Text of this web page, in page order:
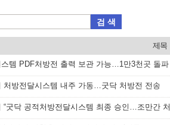
검 색
제목
템 PDF처방전 출력 보관 가능…1만3천곳 돌파
처방전달시스템 내주 가동…굿닥 처방전 전송